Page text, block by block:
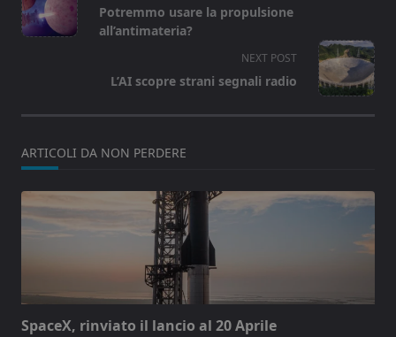
class="nav-
subtitle
Potremmo usare la propulsione
all’antimateria?
NEXT POST
L’AI scopre strani segnali radio
ARTICOLI DA NON PERDERE
SpaceX, rinviato il lancio al 20 Aprile